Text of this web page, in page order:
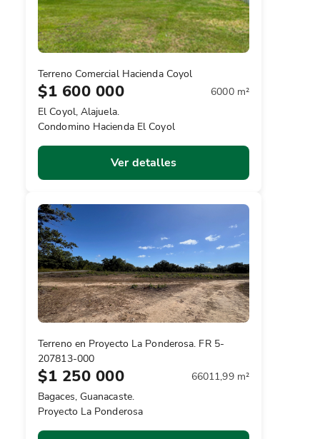
Terreno Comercial Hacienda Coyol
$1 600 000
6000 m²
El Coyol, Alajuela.
Condomino Hacienda El Coyol
Ver detalles
Terreno en Proyecto La Ponderosa. FR 5-
207813-000
$1 250 000
66011,99 m²
Bagaces, Guanacaste.
Proyecto La Ponderosa